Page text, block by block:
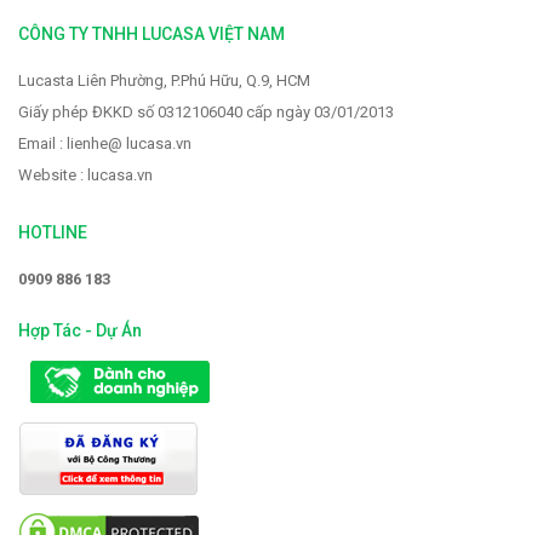
CÔNG TY TNHH LUCASA VIỆT NAM
Lucasta Liên Phường, P.Phú Hữu, Q.9, HCM
Giấy phép ĐKKD số 0312106040 cấp ngày 03/01/2013
Email : lienhe@ lucasa.vn
Website : lucasa.vn
HOTLINE
0909 886 183
Hợp Tác - Dự Án